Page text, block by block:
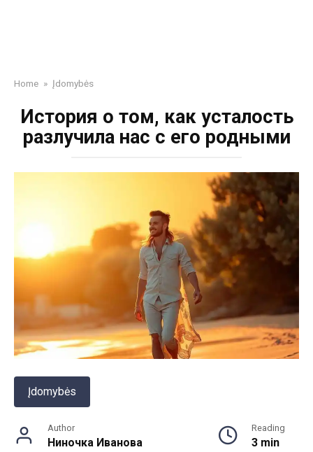
Home » Įdomybės
История о том, как усталость
разлучила нас с его родными
Įdomybės
Author
Ниночка Иванова
Reading
3 min